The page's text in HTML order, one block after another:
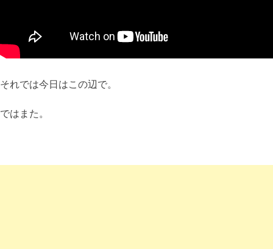
それでは今日はこの辺で。
ではまた。